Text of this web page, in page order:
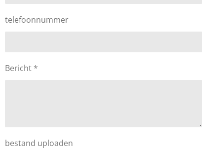
telefoonnummer
Bericht *
bestand uploaden